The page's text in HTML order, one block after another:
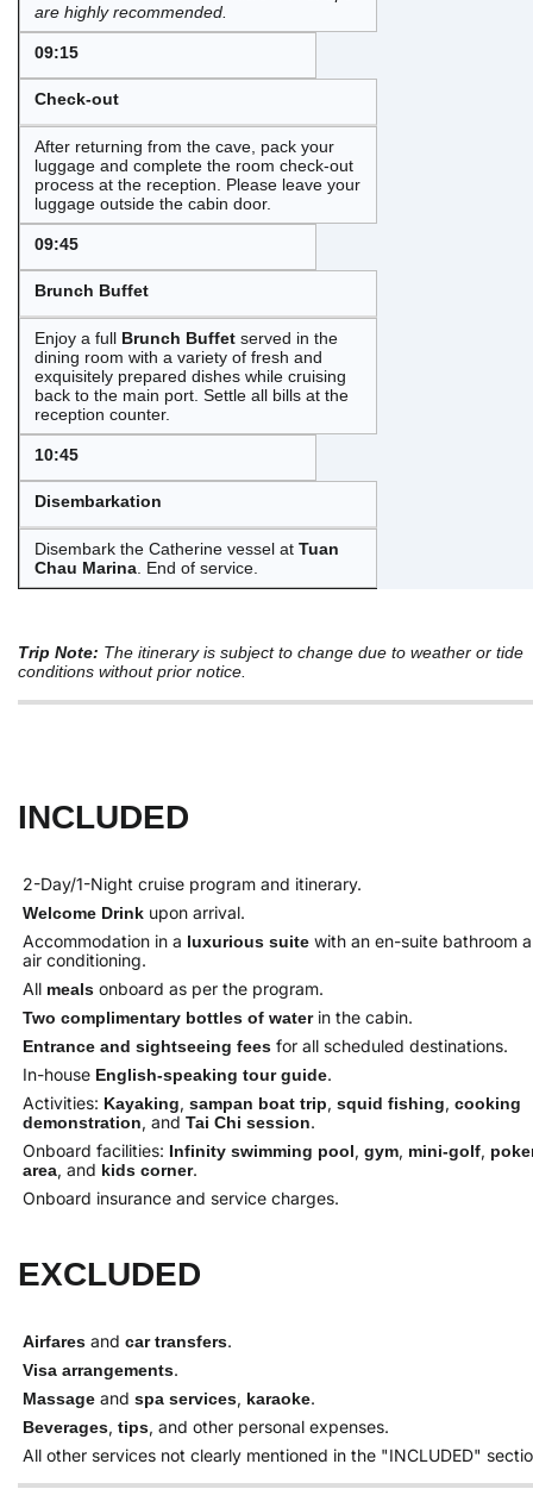
are highly recommended.
09:15
Check-out
After returning from the cave, pack your
luggage and complete the room check-out
process at the reception. Please leave your
luggage outside the cabin door.
09:45
Brunch Buffet
Enjoy a full Brunch Buffet served in the
dining room with a variety of fresh and
exquisitely prepared dishes while cruising
back to the main port. Settle all bills at the
reception counter.
10:45
Disembarkation
Disembark the Catherine vessel at Tuan
Chau Marina . End of service.
Trip Note: The itinerary is subject to change due to weather or tide
conditions without prior notice.
INCLUDED
2-Day/1-Night cruise program and itinerary.
Welcome Drink upon arrival.
Accommodation in a luxurious suite with an en-suite bathroom
air conditioning.
All meals onboard as per the program.
Two complimentary bottles of waterin the cabin.
Entrance and sightseeing fees for all scheduled destinations.
In-house English-speaking tour guide.
Activities: Kayaking, sampan boat trip, squid fishing, cooking
demonstration, and Tai Chi session.
Onboard facilities: Infinity swimming pool, gym, mini-golf,
area, and kids corner.
Onboard insurance and service charges.
EXCLUDED
Airfares and car transfers.
Visa arrangements.
Massage and spa services, karaoke.
Beverages, tips, and other personal expenses.
All other services not clearly mentioned in the "INCLUDED"